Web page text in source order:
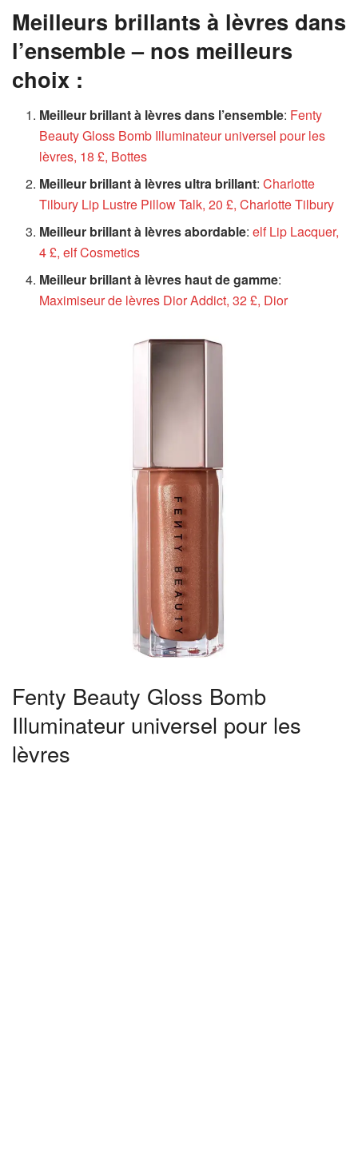
Meilleurs brillants à lèvres dans
l’ensemble – nos meilleurs
choix :
Meilleur brillant à lèvres dans l’ensemble: Fenty
Beauty Gloss Bomb Illuminateur universel pour les
lèvres, 18 £, Bottes
Meilleur brillant à lèvres ultra brillant:Charlotte
Tilbury Lip Lustre Pillow Talk, 20 £, Charlotte Tilbury
Meilleur brillant à lèvres abordable:elf Lip Lacquer,
4 £, elf Cosmetics
Meilleur brillant à lèvres haut de gamme:
Maximiseur de lèvres Dior Addict, 32 £, Dior
Fenty Beauty Gloss Bomb
Illuminateur universel pour les
lèvres